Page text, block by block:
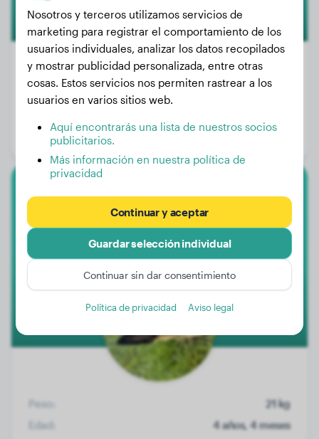
Peso:
Género:
Malinois
Febee
Peso:
21 kg
Edad:
4 años, 4 meses
Nosotros y terceros utilizamos servicios de
marketing para registrar el comportamiento de los
usuarios individuales, analizar los datos recopilados
y mostrar publicidad personalizada, entre otras
cosas. Estos servicios nos permiten rastrear a los
usuarios en varios sitios web.
Aquí encontrarás una lista de nuestros socios
publicitarios.
Más información en nuestra política de
privacidad
Continuar y aceptar
Guardar selección individual
Continuar sin dar consentimiento
Política de privacidad Aviso legal